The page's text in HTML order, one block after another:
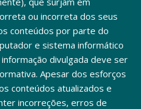
ou incorreta dos seus
conteúdos por parte do
e sistema informático
divulgada deve ser
Apesar dos esforços
conteúdos atualizados e
incorreções, erros de